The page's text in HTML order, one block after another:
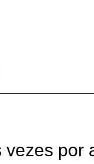
vezes por